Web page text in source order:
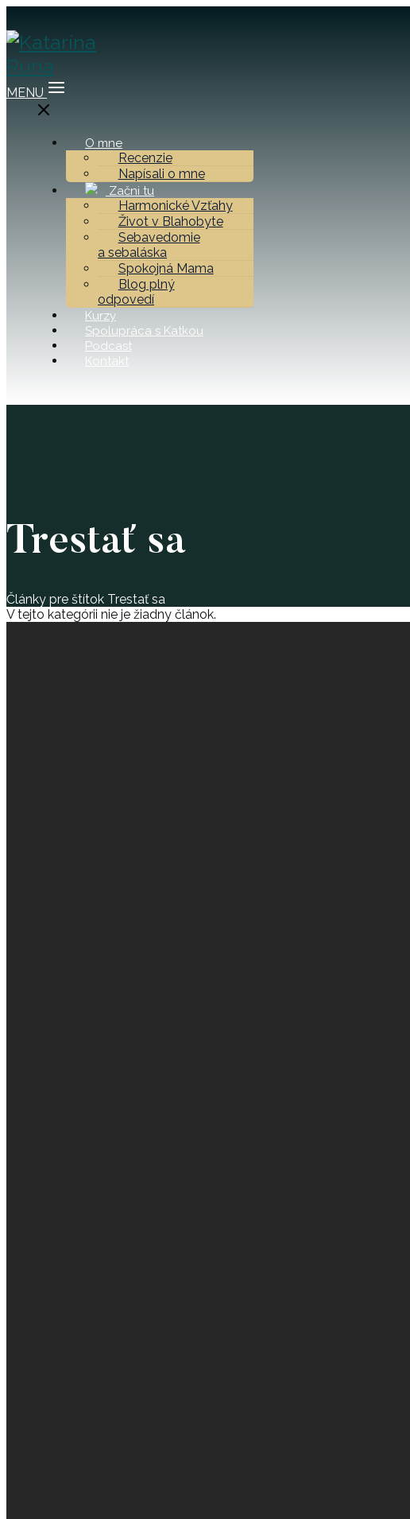
MENU
O mne
Recenzie
Napísali o mne
Začni tu
Harmonické Vzťahy
Život v Blahobyte
Sebavedomie
a sebaláska
Spokojná Mama
Blog plný
odpovedí
Kurzy
Spolupráca s Katkou
Podcast
Kontakt
Trestať sa
Články pre štítok Trestať sa
V tejto kategórii nie je žiadny článok.